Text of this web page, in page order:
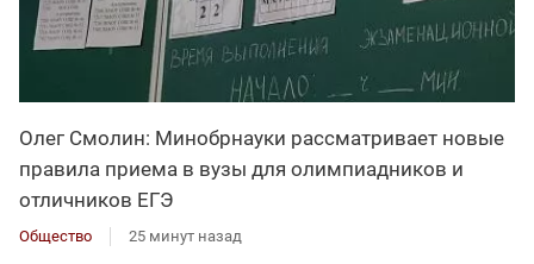
Олег Смолин: Минобрнауки рассматривает новые
правила приема в вузы для олимпиадников и
отличников ЕГЭ
Общество 25 минут назад